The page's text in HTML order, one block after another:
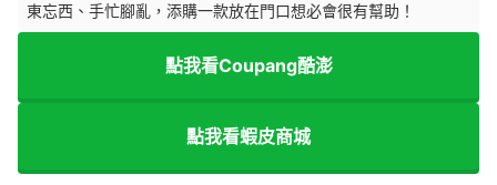
東忘西、手忙腳亂，添購一款放在門口想必會很有幫助！
點我看Coupang酷澎
點我看蝦皮商城